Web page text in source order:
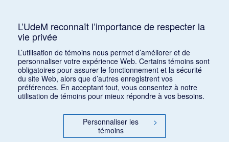
L’UdeM reconnaît l’importance de respecter la
vie privée
L’utilisation de témoins nous permet d’améliorer et de
personnaliser votre expérience Web. Certains témoins sont
obligatoires pour assurer le fonctionnement et la sécurité
du site Web, alors que d’autres enregistrent vos
préférences. En acceptant tout, vous consentez à notre
utilisation de témoins pour mieux répondre à vos besoins.
Personnaliser les
témoins
>